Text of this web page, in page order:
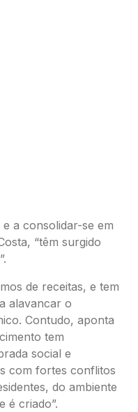
a consolidar-se em
“têm surgido
de receitas, e tem
alavancar o
Contudo, aponta
tem
social e
com fortes conflitos
do ambiente
é criado”.